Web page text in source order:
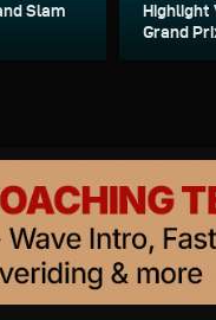
Slam
Highlight
Grand